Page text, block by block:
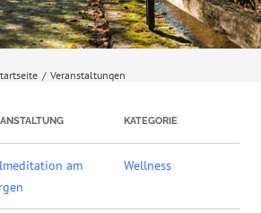
/ Veranstaltungen
KATEGORIE
am
Wellness